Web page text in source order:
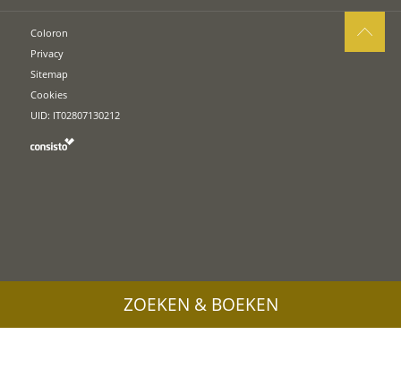
Coloron
Privacy
Sitemap
Cookies
UID: IT02807130212
ZOEKEN & BOEKEN